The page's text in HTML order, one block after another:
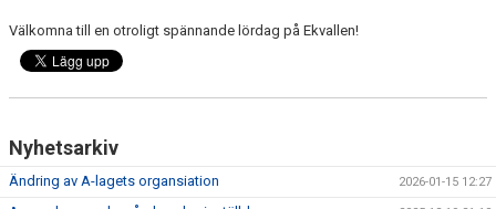
Välkomna till en otroligt spännande lördag på Ekvallen!
Nyhetsarkiv
Ändring av A-lagets organsiation 2026-01-15 12:27